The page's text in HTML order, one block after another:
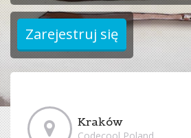
Kraków
Codecool Poland